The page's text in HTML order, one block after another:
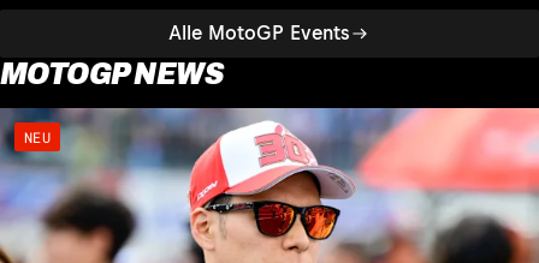
Alle MotoGP Events
MOTOGP NEWS
NEU